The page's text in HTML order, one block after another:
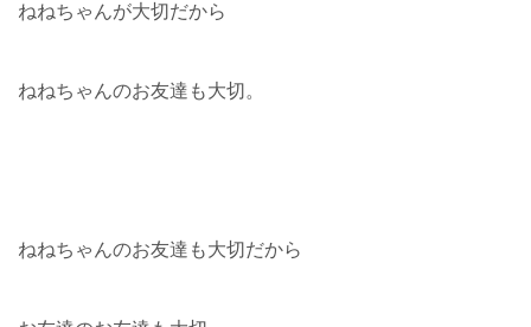
ねねちゃんが大切だから
ねねちゃんのお友達も大切。
ねねちゃんのお友達も大切だから